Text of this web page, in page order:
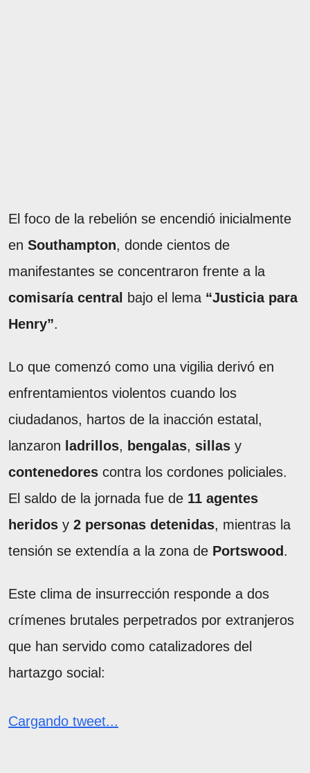
El foco de la rebelión se encendió inicialmente
en Southampton, donde cientos de
manifestantes se concentraron frente a la
comisaría central
bajo el lema “Justicia para
Henry”.
Lo que comenzó como una vigilia derivó en
enfrentamientos violentos cuando los
ciudadanos, hartos de la inacción estatal,
lanzaron ladrillos, bengalas, sillas y
contenedores contra los cordones policiales.
El saldo de la jornada fue de 11 agentes
heridos y 2 personas detenidas, mientras la
tensión se extendía a la zona de Portswood .
Este clima de insurrección responde a dos
crímenes brutales perpetrados por extranjeros
que han servido como catalizadores del
hartazgo social:
Cargando tweet...